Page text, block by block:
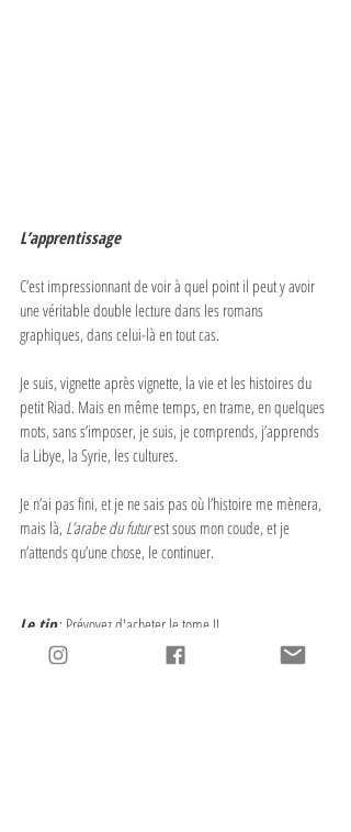
L’apprentissage
C’est impressionnant de voir à quel point il peut y avoir
une véritable double lecture dans les romans
graphiques, dans celui-là en tout cas.
Je suis, vignette après vignette, la vie et les histoires du
petit Riad. Mais en même temps, en trame, en quelques
mots, sans s’imposer, je suis, je comprends, j’apprends
la Libye, la Syrie, les cultures.
Je n’ai pas fini, et je ne sais pas où l’histoire me mènera,
mais là, L’arabe du futur est sous mon coude, et je
n’attends qu’une chose, le continuer.
Le tip : Prévoyez d'acheter le tome II